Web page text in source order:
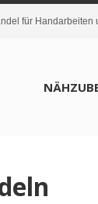
für Handarbeiten